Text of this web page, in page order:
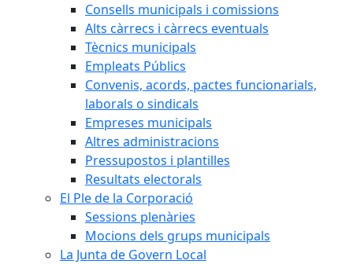
Consells municipals i comissions
Alts càrrecs i càrrecs eventuals
Tècnics municipals
Empleats Públics
Convenis, acords, pactes funcionarials,
laborals o sindicals
Empreses municipals
Altres administracions
Pressupostos i plantilles
Resultats electorals
El Ple de la Corporació
Sessions plenàries
Mocions dels grups municipals
La Junta de Govern Local